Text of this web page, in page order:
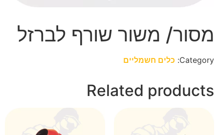
מסור/ משור שורף לברזל
Category: כלים חשמליים
Related products